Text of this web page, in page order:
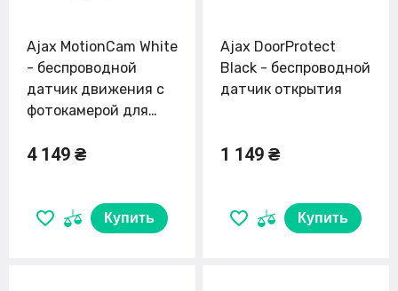
Ajax MotionCam White
- беспроводной
датчик движения с
фотокамерой для
4 149 ₴
Купить
Ajax DoorProtect
Black - беспроводной
датчик открытия
1 149 ₴
Купить